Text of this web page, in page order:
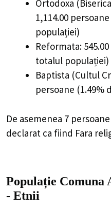
Ortodoxa
1,114.00
populației)
Reformata:
totalul populației)
Baptista (Cultul
persoane (1.49%
De asemenea 7
declarat ca fiind Fara
Populație Comuna
- Etnii